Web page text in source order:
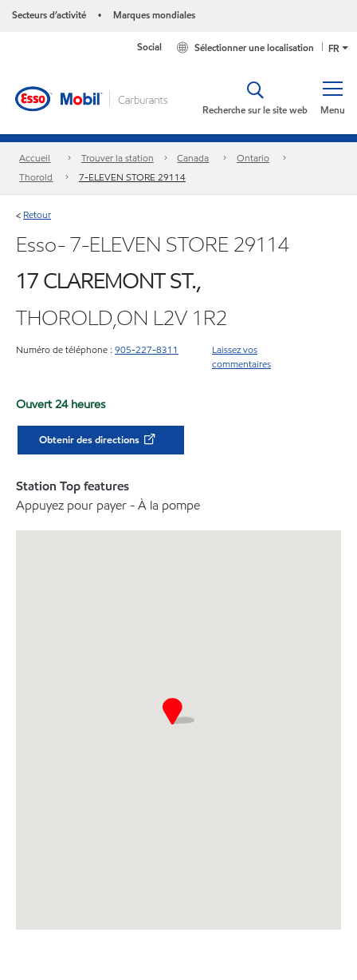
Secteurs d’activité • Marques mondiales
FR
Sélectionner une localisation
Social
Menu
Recherche sur le site web
Accueil Trouver la station Canada
Ontario
Thorold
7-ELEVEN STORE 29114
< Retour
Esso- 7-ELEVEN STORE 29114
17 CLAREMONT ST.,
THOROLD,ON L2V 1R2
Numéro de téléphone : 905-227-8311
Laissez vos
commentaires
Ouvert 24 heures
Obtenir des directions
Station Top features
Appuyez pour payer - À la pompe